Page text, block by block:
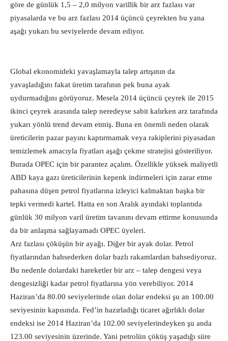
göre de günlük 1,5 – 2,0 milyon varillik bir arz fazlası var
piyasalarda ve bu arz fazlası 2014 üçüncü çeyrekten bu yana
aşağı yukarı bu seviyelerde devam ediyor.
Global ekonomideki yavaşlamayla talep artışının da
yavaşladığını fakat üretim tarafının pek buna ayak
uydurmadığını görüyoruz. Mesela 2014 üçüncü çeyrek ile 2015
ikinci çeyrek arasında talep neredeyse sabit kalırken arz tarafında
yukarı yönlü trend devam etmiş. Buna en önemli neden olarak
üreticilerin pazar payını kaptırmamak veya rakiplerini piyasadan
temizlemek amacıyla fiyatları aşağı çekme stratejisi gösteriliyor.
Burada OPEC için bir parantez açalım. Özellikle yüksek maliyetli
ABD kaya gazı üreticilerinin kepenk indirmeleri için zarar etme
pahasına düşen petrol fiyatlarına izleyici kalmaktan başka bir
tepki vermedi kartel. Hatta en son Aralık ayındaki toplantıda
günlük 30 milyon varil üretim tavanını devam ettirme konusunda
da bir anlaşma sağlayamadı OPEC üyeleri.
Arz fazlası çöküşün bir ayağı. Diğer bir ayak dolar. Petrol
fiyatlarından bahsederken dolar bazlı rakamlardan bahsediyoruz.
Bu nedenle dolardaki hareketler bir arz – talep dengesi veya
dengesizliği kadar petrol fiyatlarına yön verebiliyor. 2014
Haziran’da 80.00 seviyelerinde olan dolar endeksi şu an 100.00
seviyesinin kapısında. Fed’in hazırladığı ticaret ağırlıklı dolar
endeksi ise 2014 Haziran’da 102.00 seviyelerindeyken şu anda
123.00 seviyesinin üzerinde. Yani petrolün çöküş yaşadığı süre